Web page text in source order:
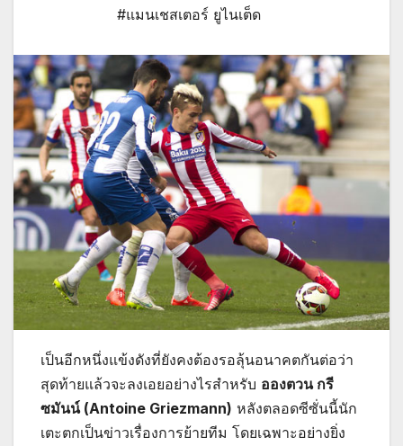
#แมนเชสเตอร์ ยูไนเต็ด
เป็นอีกหนึ่งแข้งดังที่ยังคงต้องรอลุ้นอนาคตกันต่อว่า
สุดท้ายแล้วจะลงเอยอย่างไรสำหรับ อองตวน กรี
ซมันน์ (Antoine Griezmann) หลังตลอดซีซั่นนี้นัก
เตะตกเป็นข่าวเรื่องการย้ายทีม โดยเฉพาะอย่างยิ่ง